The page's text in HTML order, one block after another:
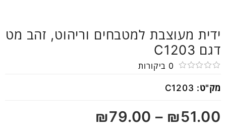
ידית מעוצבת למטבחים וריהוט, זהב מט
דגם C1203
0
5
0 ביקורות
מק"ט: C1203
₪51.00
–
₪79.00